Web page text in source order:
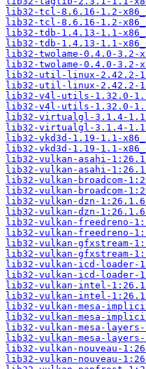
lib32-tcl-8.6.16-1.2-
lib32-tcl-8.6.16-1.2-
lib32-tdb-1.4.13-1.1-
lib32-tdb-1.4.13-1.1-
lib32-twolame-0.4.0-3.2-
lib32-twolame-0.4.0-3.2-
lib32-util-linux-2.42.2-
lib32-util-linux-2.42.2-
lib32-v4l-utils-1.32.0-
lib32-v4l-utils-1.32.0-
lib32-virtualgl-3.1.4-
lib32-virtualgl-3.1.4-
lib32-vkd3d-1.19-1.1-
lib32-vkd3d-1.19-1.1-
lib32-vulkan-asahi-
lib32-vulkan-asahi-
lib32-vulkan-broadcom-
lib32-vulkan-broadcom-
lib32-vulkan-dzn-
lib32-vulkan-dzn-
lib32-vulkan-freedreno-
lib32-vulkan-freedreno-
lib32-vulkan-gfxstream-
lib32-vulkan-gfxstream-
lib32-vulkan-icd-loader-
lib32-vulkan-icd-loader-
lib32-vulkan-intel-
lib32-vulkan-intel-
lib32-vulkan-mesa-
lib32-vulkan-mesa-
lib32-vulkan-mesa-
lib32-vulkan-mesa-
lib32-vulkan-nouveau-
lib32-vulkan-nouveau-